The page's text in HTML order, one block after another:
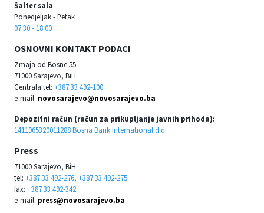
Šalter sala
Ponedjeljak - Petak
07:30 - 18:00
OSNOVNI KONTAKT PODACI
Zmaja od Bosne 55
71000 Sarajevo, BiH
Centrala tel: +387 33 492-100
e-mail: novosarajevo@novosarajevo.ba
Depozitni račun (račun za prikupljanje javnih prihoda):
1411965320011288 Bosna Bank International d.d.
Press
71000 Sarajevo, BiH
tel: +387 33 492-276, +387 33 492-275
fax: +387 33 492-342
e-mail: press@novosarajevo.ba